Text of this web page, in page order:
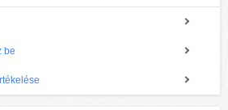
be